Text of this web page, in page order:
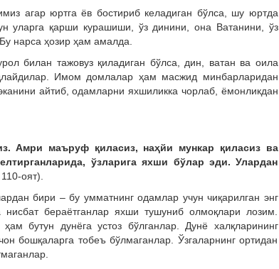
агар юртга ёв бостириб келадиган бўлса, шу юртда
уларга қарши курашиши, ўз динини, она Ватанини, ўз
нарса ҳозир ҳам амалда.
билан тажовуз қиладиган бўлса, дин, ватан ва оила
Имом домлалар ҳам масжид минбарларидан
айтиб, одамларни яхшиликка чорлаб, ёмонликдан
Амри маъруф қиласиз, наҳйи мункар қиласиз ва
ўзларига яхши бўлар эди. Улардан
оят).
бири – бу умматнинг одамлар учун чиқарилган энг
бераётганлар яхши тушуниб олмоқлари лозим.
бутун дунёга устоз бўлганлар. Дунё халқларининг
бошқаларга тобеъ бўлмаганлар. Ўзгаларнинг ортидан